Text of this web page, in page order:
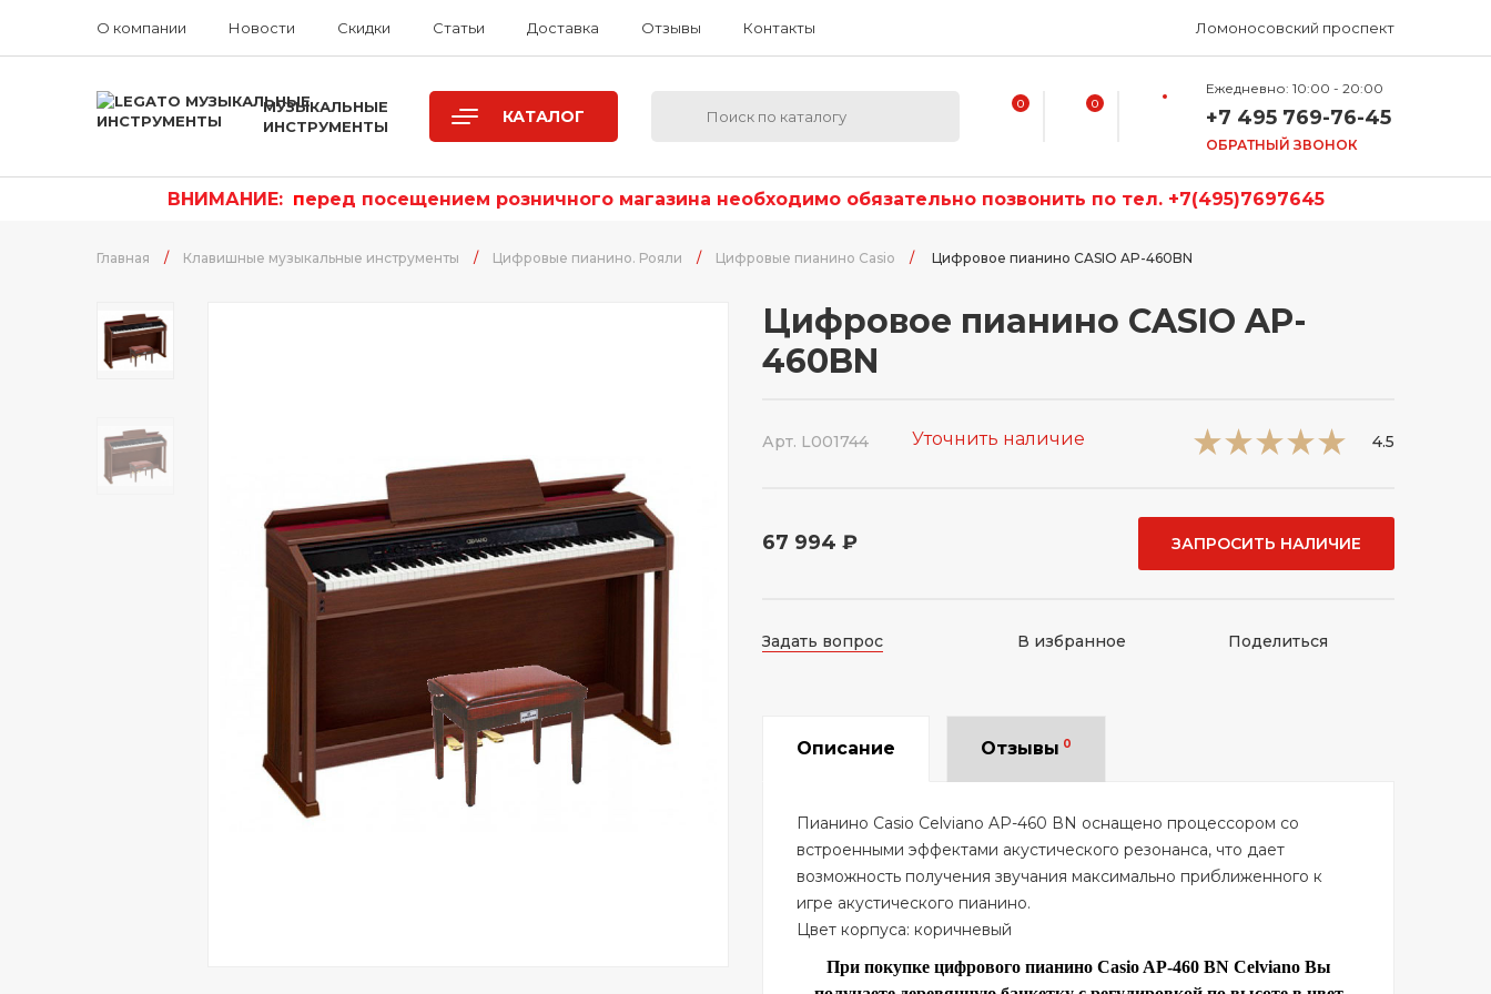
О компании Новости Скидки Статьи Доставка Отзывы Контакты Ломоносовский проспект
МУЗЫКАЛЬНЫЕ
ИНСТРУМЕНТЫ
КАТАЛОГ
0 0
Ежедневно: 10:00 - 20:00
+7 495 769-76-45
ОБРАТНЫЙ ЗВОНОК
ВНИМАНИЕ: перед посещением розничного магазина необходимо обязательно позвонить по тел. +7(495)7697645
Главная / Клавишные музыкальные инструменты / Цифровые пианино. Рояли / Цифровые пианино Casio / Цифровое пианино CASIO AP-460BN
Цифровое пианино CASIO AP-
460BN
Арт. L001744 Уточнить наличие 4.5
67 994 ₽ ЗАПРОСИТЬ НАЛИЧИЕ
Задать вопрос В избранное Поделиться
Описание Отзывы 0
Пианино Casio Celviano AP-460 ВN оснащено процессором со
встроенными эффектами акустического резонанса, что дает
возможность получения звучания максимально приближенного к
игре акустического пианино.
Цвет корпуса: коричневый
При покупке цифрового пианино Casio AP-460 ВN Celviano Вы